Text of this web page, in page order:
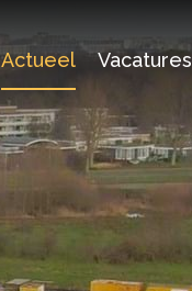
Actueel Vacatures